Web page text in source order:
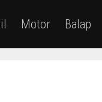
Motor Balap